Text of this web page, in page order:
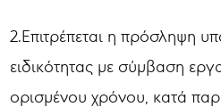
2.Επιτρέπεται η πρόσληψη
ειδικότητας με σύμβαση
ορισμένου χρόνου, κατά